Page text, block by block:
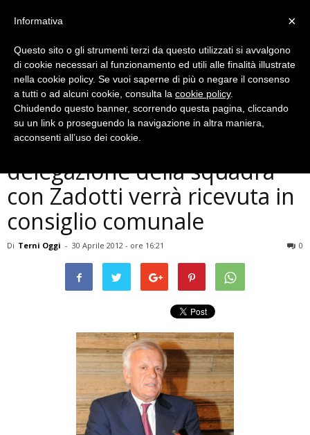
Ternana
Ternana promossa in B, una
delegazione della squadra
con Zadotti verrà ricevuta in
consiglio comunale
Di Terni Oggi - 30 Aprile 2012 - ore 16:21 0
×
Informativa
Questo sito o gli strumenti terzi da questo utilizzati si avvalgono
di cookie necessari al funzionamento ed utili alle finalità illustrate
nella cookie policy. Se vuoi saperne di più o negare il consenso
a tutti o ad alcuni cookie, consulta la cookie policy.
Chiudendo questo banner, scorrendo questa pagina, cliccando
su un link o proseguendo la navigazione in altra maniera,
acconsenti all’uso dei cookie.